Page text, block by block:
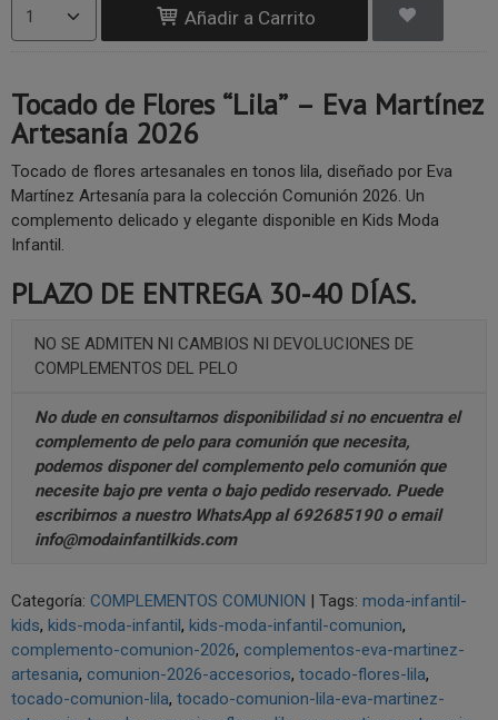
Añadir a Carrito
Tocado de Flores “Lila” – Eva Martínez
Artesanía 2026
Tocado de flores artesanales en tonos lila, diseñado por Eva
Martínez Artesanía para la colección Comunión 2026. Un
complemento delicado y elegante disponible en Kids Moda
Infantil.
PLAZO DE ENTREGA 30-40 DÍAS.
NO SE ADMITEN NI CAMBIOS NI DEVOLUCIONES DE
COMPLEMENTOS DEL PELO
No dude en consultarnos disponibilidad si no encuentra el
complemento de pelo para comunión que necesita,
podemos disponer del complemento pelo comunión que
necesite bajo pre venta o bajo pedido reservado. Puede
escribirnos a nuestro WhatsApp al 692685190o email
info@modainfantilkids.com
Categoría: COMPLEMENTOS COMUNION | Tags: moda-infantil-
kids kids-moda-infantil kids-moda-infantil-comunion
complemento-comunion-2026 complementos-eva-martinez-
artesania comunion-2026-accesorios tocado-flores-lila
tocado-comunion-lila tocado-comunion-lila-eva-martinez-